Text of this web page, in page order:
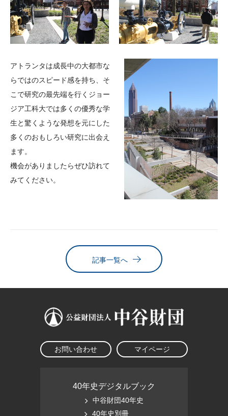
アトランタは成長中の大都市な
らではのスピード感を持ち、そ
こで研究の最先端を行くジョー
ジア工科大では多くの優秀な学
生と驚くような発想を元にした
多くのおもしろい研究に出会え
ます。
機会がありましたらぜひ訪れて
みてください。
記事一覧へ
お問い合わせ マイページ
40年史デジタルブック
中谷財団40年史
40年史別冊